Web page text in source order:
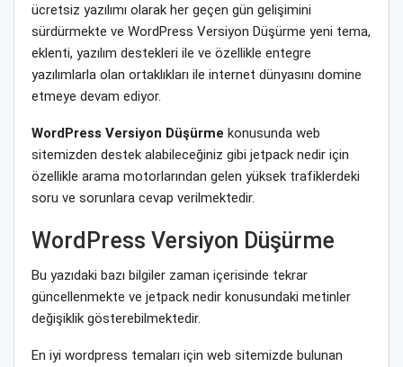
ücretsiz yazılımı olarak her geçen gün gelişimini
sürdürmekte ve WordPress Versiyon Düşürme yeni tema,
eklenti, yazılım destekleri ile ve özellikle entegre
yazılımlarla olan ortaklıkları ile internet dünyasını domine
etmeye devam ediyor.
WordPress Versiyon Düşürme konusunda web
sitemizden destek alabileceğiniz gibi jetpack nedir için
özellikle arama motorlarından gelen yüksek trafiklerdeki
soru ve sorunlara cevap verilmektedir.
WordPress Versiyon Düşürme
Bu yazıdaki bazı bilgiler zaman içerisinde tekrar
güncellenmekte ve jetpack nedir konusundaki metinler
değişiklik gösterebilmektedir.
En iyi wordpress temaları için web sitemizde bulunan